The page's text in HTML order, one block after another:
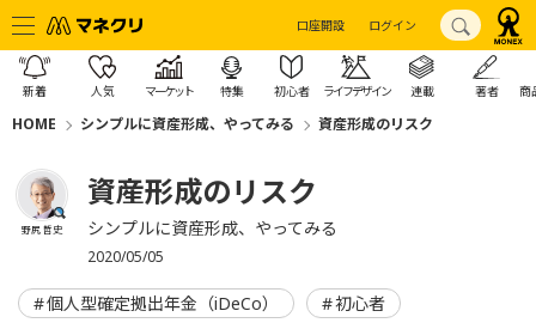
口座開設 ログイン
新着 人気 マーケット 特集 初心者 ライフデザイン 連載 著者 商
HOME シンプルに資産形成、やってみる 資産形成のリスク
野尻 哲史
資産形成のリスク
シンプルに資産形成、やってみる
2020/05/05
個人型確定拠出年金（iDeCo）
初心者